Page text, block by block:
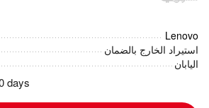
Lenovo
استيراد الخارج بالضمان
اليابان
days